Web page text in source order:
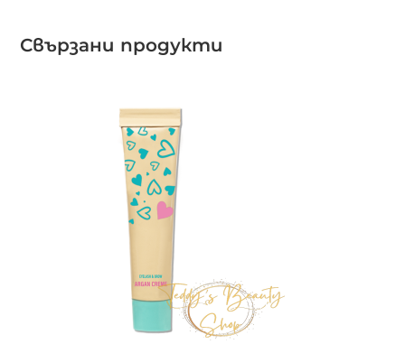
Свързани продукти